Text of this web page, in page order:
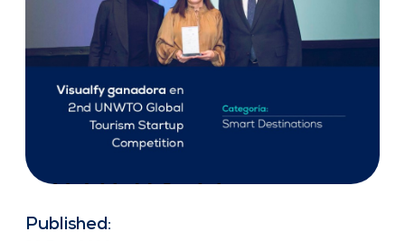
Published: